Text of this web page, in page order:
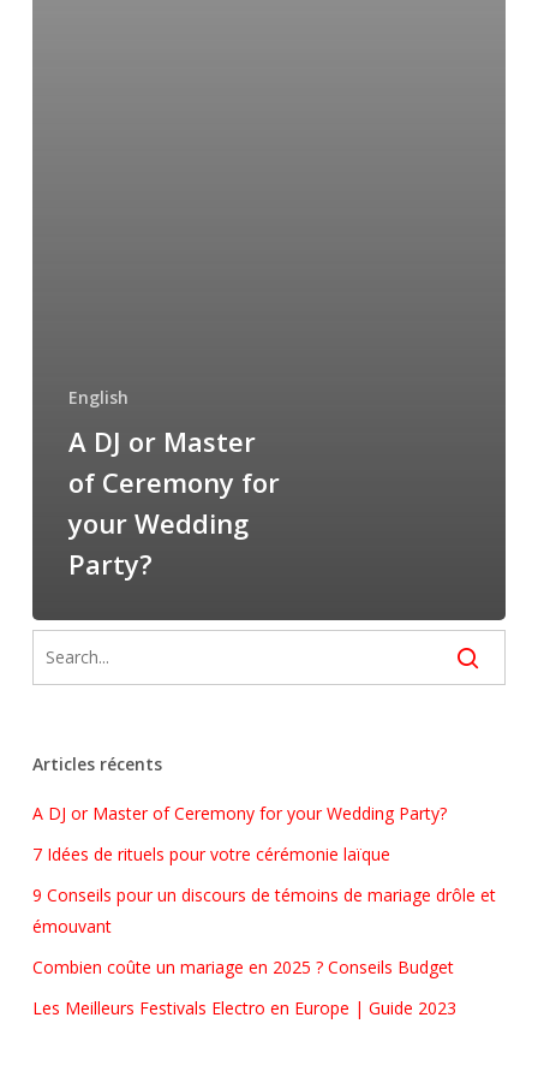
English
A DJ or Master
of Ceremony for
your Wedding
Party?
Articles récents
A DJ or Master of Ceremony for your Wedding Party?
7 Idées de rituels pour votre cérémonie laïque
9 Conseils pour un discours de témoins de mariage drôle et
émouvant
Combien coûte un mariage en 2025 ? Conseils Budget
Les Meilleurs Festivals Electro en Europe | Guide 2023